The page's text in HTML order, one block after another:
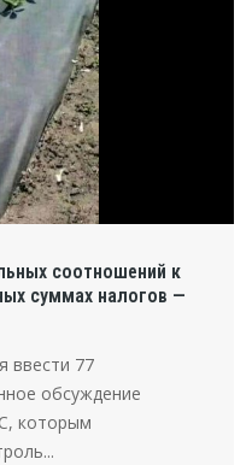
соотношений к
суммах налогов —
ввести 77
обсуждение
которым